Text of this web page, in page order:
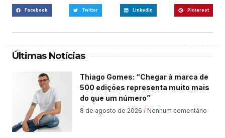
Facebook Twitter LinkedIn Pinterest
Últimas Notícias
Thiago Gomes: “Chegar à marca de
500 edições representa muito mais
do que um número”
8 de agosto de 2026 Nenhum comentário